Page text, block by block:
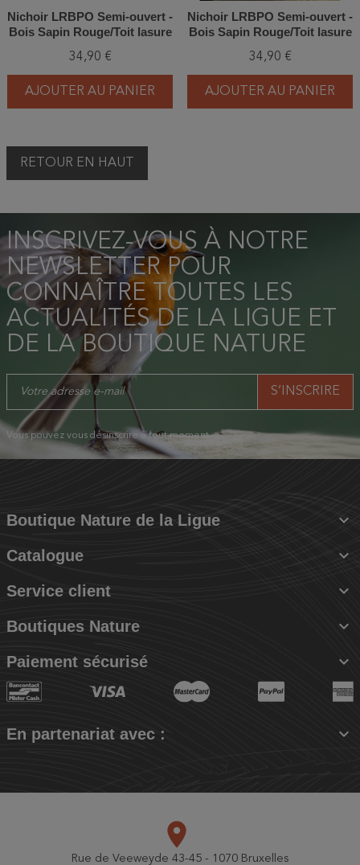
Nichoir LRBPO Semi-ouvert -
Bois Sapin Rouge/Toit lasure
34,90 €
AJOUTER AU PANIER
Nichoir LRBPO Semi-ouvert -
Bois Sapin Rouge/Toit lasure
34,90 €
AJOUTER AU PANIER
RETOUR EN HAUT
INSCRIVEZ-VOUS À NOTRE
NEWSLETTER POUR
CONNAÎTRE TOUTES LES
ACTUALITÉS DE LA LIGUE ET
DE LA BOUTIQUE NATURE
Vous pouvez vous désinscrire à tout moment.
Boutique Nature de la Ligue 
Catalogue 
Service client 
Boutiques Nature 
Paiement sécurisé 
En partenariat avec : 
place
Rue de Veeweyde 43-45 - 1070 Bruxelles